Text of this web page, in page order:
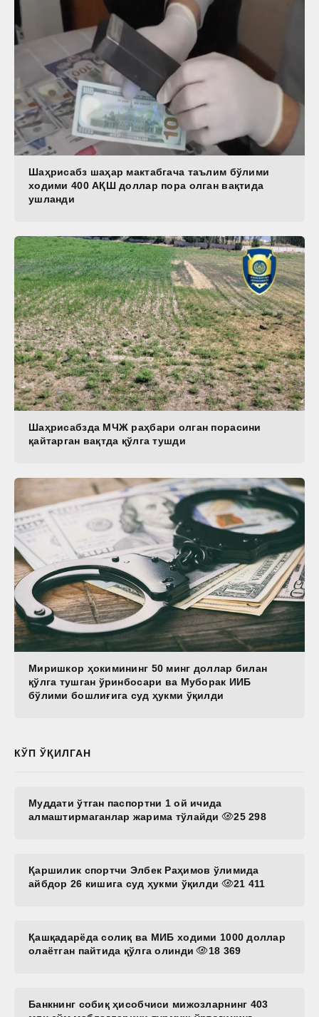
Шаҳрисабз шаҳар мактабгача таълим бўлими
ходими 400 АҚШ доллар пора олган вақтида
ушланди
Шаҳрисабзда МЧЖ раҳбари олган порасини
қайтарган вақтда қўлга тушди
Миришкор ҳокимининг 50 минг доллар билан
қўлга тушган ўринбосари ва Муборак ИИБ
бўлими бошлиғига суд ҳукми ўқилди
КЎП ЎҚИЛГАН
Муддати ўтган паспортни 1 ой ичида
алмаштирмаганлар жарима тўлайди
25 298
Қаршилик спортчи Элбек Раҳимов ўлимида
айбдор 26 кишига суд ҳукми ўқилди
21 411
Қашқадарёда солиқ ва МИБ ходими 1000 доллар
олаётган пайтида қўлга олинди
18 369
Банкнинг собиқ ҳисобчиси мижозларнинг 403